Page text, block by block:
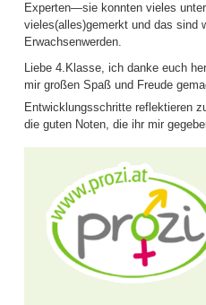
Experten—sie konnten vieles
vieles(alles)gemerkt und das sind
Erwachsenwerden.
Liebe 4.Klasse, ich danke euch
mir großen Spaß und Freude
Entwicklungsschritte reflektieren
die guten Noten, die ihr mir